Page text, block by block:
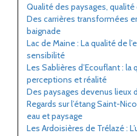
Qualité des paysages, qualité
Des carrières transformées
baignade
Lac de Maine: La qualité de
sensibilité
Les Sablières d’Ecouflant: la
perceptions et réalité
Des paysages devenus lieux
Regards sur l’étang Saint-
eau et paysage
Les Ardoisières de Trélazé: